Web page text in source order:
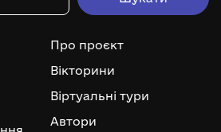
Про проєкт
Вікторини
Віртуальні тури
Автори